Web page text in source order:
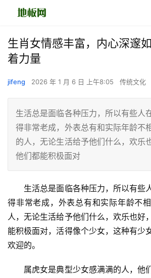
生肖女情感丰富，内心深邃
着力量
jifeng 2026 年 1 月 6 日 上午8:05 传统文化
生活总是面临各种压力，所以有些人
得非常老成，外表总有和实际年龄不
的人，无论生活给予他们什么，欢乐
他们都能积极面对
生活总是面临各种压力，所以有些
得非常老成，外表总有和实际年龄不
人，无论生活给予他们什么，欢乐也好
能积极面对，活得像个少女，这种有少
欢迎的。
属虎女是典型少女感满满的人，他